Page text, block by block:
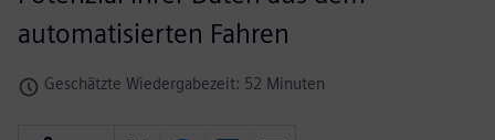
automatisierten Fahren
Geschätzte Wiedergabezeit: 52 Minuten